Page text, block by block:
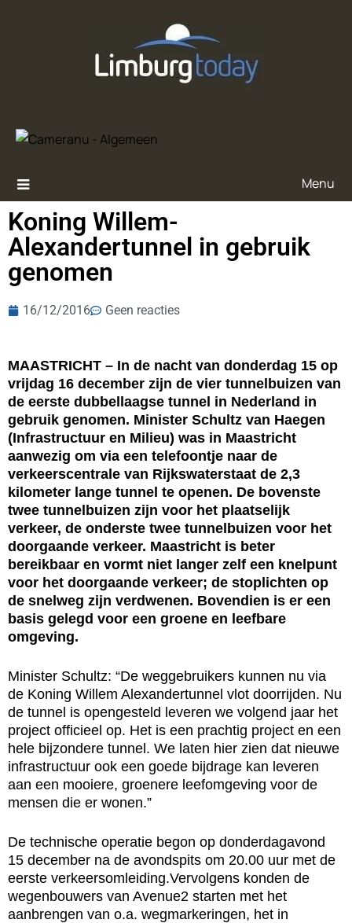
Menu
Koning Willem-
Alexandertunnel in gebruik
genomen
16/12/2016 Geen reacties
MAASTRICHT – In de nacht van donderdag 15 op
vrijdag 16 december zijn de vier tunnelbuizen van
de eerste dubbellaagse tunnel in Nederland in
gebruik genomen. Minister Schultz van Haegen
(Infrastructuur en Milieu) was in Maastricht
aanwezig om via een telefoontje naar de
verkeerscentrale van Rijkswaterstaat de 2,3
kilometer lange tunnel te openen. De bovenste
twee tunnelbuizen zijn voor het plaatselijk
verkeer, de onderste twee tunnelbuizen voor het
doorgaande verkeer. Maastricht is beter
bereikbaar en vormt niet langer zelf een knelpunt
voor het doorgaande verkeer; de stoplichten op
de snelweg zijn verdwenen. Bovendien is er een
basis gelegd voor een groene en leefbare
omgeving.
Minister Schultz: “De weggebruikers kunnen nu via
de Koning Willem Alexandertunnel vlot doorrijden. Nu
de tunnel is opengesteld leveren we volgend jaar het
project officieel op. Het is een prachtig project en een
hele bijzondere tunnel. We laten hier zien dat nieuwe
infrastructuur ook een goede bijdrage kan leveren
aan een mooiere, groenere leefomgeving voor de
mensen die er wonen.”
De technische operatie begon op donderdagavond
15 december na de avondspits om 20.00 uur met de
eerste verkeersomleiding.Vervolgens konden de
wegenbouwers van Avenue2 starten met het
aanbrengen van o.a. wegmarkeringen, het in